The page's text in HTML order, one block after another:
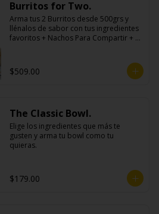
Burritos for Two.
Arma tus 2 Burritos desde 500grs y
llénalos de sabor con tus ingredientes
favoritos + Nachos Para Compartir + 2
$509.00
The Classic Bowl.
Elige los ingredientes que más te
gusten y arma tu bowl como tu
quieras.
$179.00